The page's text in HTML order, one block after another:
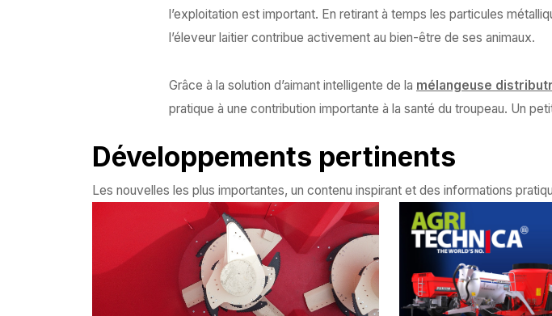
l’exploitation est important. En retirant à temps les particules
l’éleveur laitier contribue activement au bien-être de ses animaux.
Grâce à la solution d’aimant intelligente de la mélangeuse
pratique à une contribution importante à la santé du troupeau. Un
Développements pertinents
Les nouvelles les plus importantes, un contenu inspirant et des informations